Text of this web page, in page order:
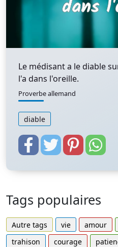
Le médisant a le diable
l'a dans l'oreille.
Proverbe allemand
diable
Tags populaires
Autre tags vie amour
trahison
courage